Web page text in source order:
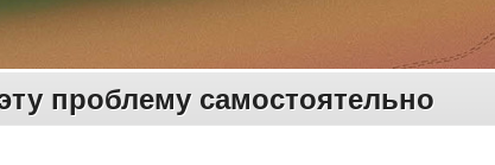
проблему самостоятельно